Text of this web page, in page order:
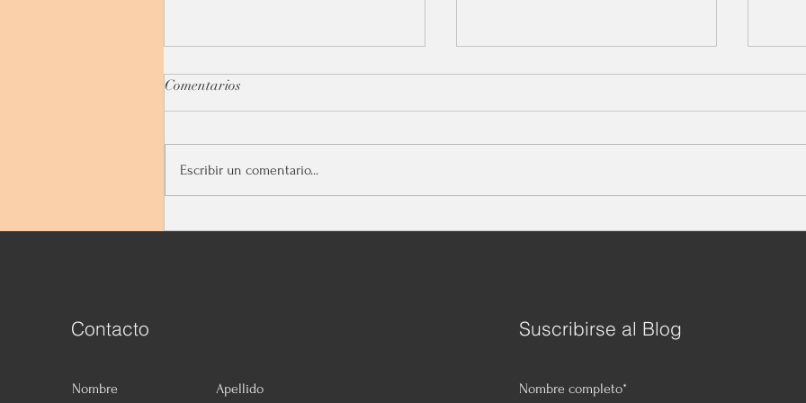
Transiciones
Vivimos momentos distintos. En
lo hago ahora acerca de las
transiciones....
Líder – hartazgo
Pocos temas han sido tan
cual sigue ...
Comentarios
Escribir un comentario...
Contacto Suscribirse al Blog